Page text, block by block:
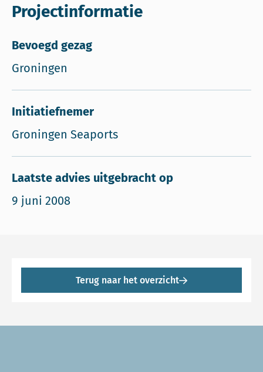
Projectinformatie
Bevoegd gezag
Groningen
Initiatiefnemer
Groningen Seaports
Laatste advies uitgebracht op
9 juni 2008
Terug naar het overzicht